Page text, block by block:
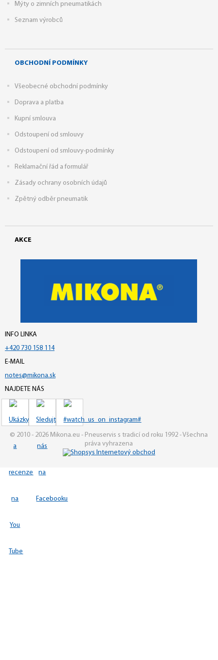
Mýty o zimních pneumatikách
Seznam výrobců
OBCHODNÍ PODMÍNKY
Všeobecné obchodní podmínky
Doprava a platba
Kupní smlouva
Odstoupení od smlouvy
Odstoupení od smlouvy-podmínky
Reklamační řád a formulář
Zásady ochrany osobních údajů
Zpětný odběr pneumatik
AKCE
INFO LINKA
+420 730 158 114
E-MAIL
notes@mikona.sk
NAJDETE NÁS
© 2010 - 2026 Mikona.eu - Pneuservis s tradicí od roku 1992 - Všechna
práva vyhrazena